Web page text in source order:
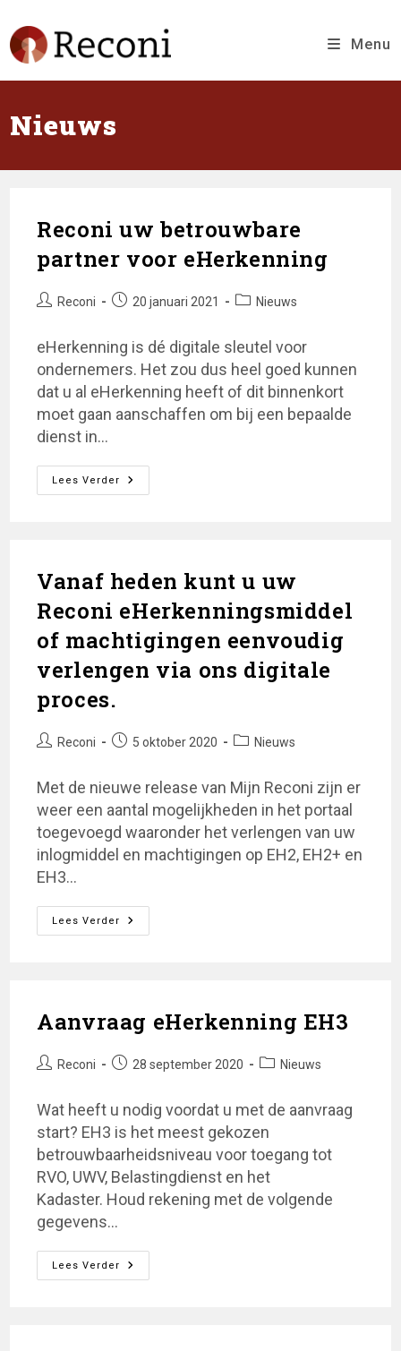
naar
inhoud
Menu
Nieuws
Reconi uw betrouwbare
partner voor eHerkenning
BerichtReconi
Bericht20 januari 2021 Berichtcategorie:
Nieuws
eHerkenning is dé digitale sleutel voor
ondernemers. Het zou dus heel goed kunnen
dat u al eHerkenning heeft of dit binnenkort
moet gaan aanschaffen om bij een bepaalde
dienst in…
Lees Verder
Reconi
Uw
Vanaf heden kunt u uw
Reconi eHerkenningsmiddel
of machtigingen eenvoudig
verlengen via ons digitale
proces.
BerichtReconi
Bericht5 oktober 2020 Berichtcategorie:
Nieuws
Met de nieuwe release van Mijn Reconi zijn er
weer een aantal mogelijkheden in het portaal
toegevoegd waaronder het verlengen van uw
inlogmiddel en machtigingen op EH2, EH2+ en
EH3…
Lees Verder
Vanaf
Heden
Machtigingen
Eenvoudig
Via
Ons
Aanvraag eHerkenning EH3
BerichtReconi
Bericht28 september 2020 Berichtcategorie:
Nieuws
Wat heeft u nodig voordat u met de aanvraag
start? EH3 is het meest gekozen
betrouwbaarheidsniveau voor toegang tot
RVO, UWV, Belastingdienst en het
Kadaster. Houd rekening met de volgende
gegevens…
Lees Verder
Aanvraag
EHerkenning